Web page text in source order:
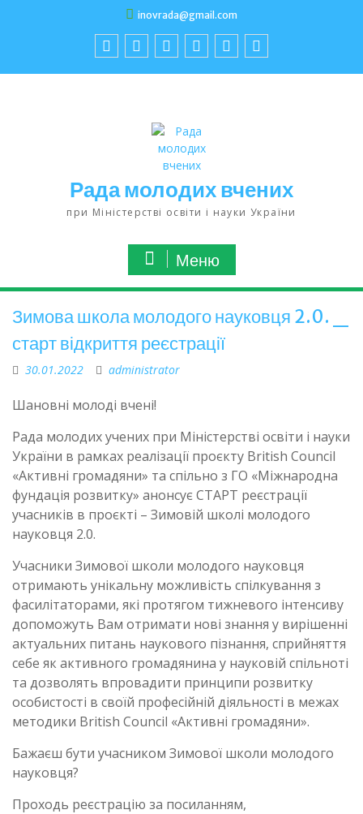
inovrada@gmail.com
Рада молодих вчених
при Міністерстві освіти і науки України
Меню
Зимова школа молодого науковця 2.0. _
старт відкриття реєстрації
30.01.2022 administrator
Шановні молоді вчені!
Рада молодих учених при Міністерстві освіти і науки
України в рамках реалізації проєкту British Council
«Активні громадяни» та спільно з ГО «Міжнародна
фундація розвитку» анонсує СТАРТ реєстрації
учасників в проєкті – Зимовій школі молодого
науковця 2.0.
Учасники Зимової школи молодого науковця
отримають унікальну можливість спілкування з
фасилітаторами, які протягом тижневого інтенсиву
допоможуть Вам отримати нові знання у вирішенні
актуальних питань наукового пізнання, сприйняття
себе як активного громадянина у науковій спільноті
та дозволять впровадити принципи розвитку
особистості в своїй професійній діяльності в межах
методики British Council «Активні громадяни».
Бажаєш бути учасником Зимової школи молодого
науковця?
Проходь реєстрацію за посиланням,